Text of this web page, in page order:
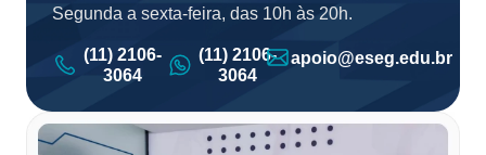
Segunda a sexta-feira, das 10h às 20h.
(11) 2106-
3064
(11) 2106-
3064
apoio@eseg.edu.br